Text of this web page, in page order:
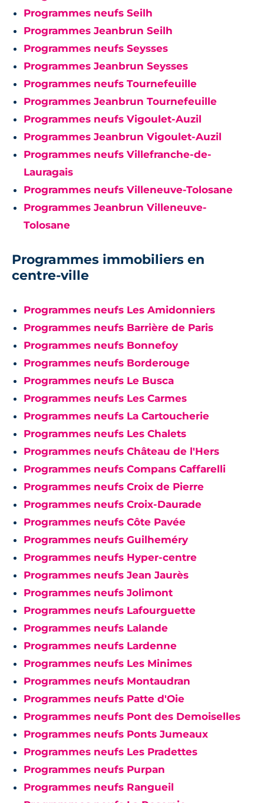
Programmes neufs Seilh
Programmes Jeanbrun Seilh
Programmes neufs Seysses
Programmes Jeanbrun Seysses
Programmes neufs Tournefeuille
Programmes Jeanbrun Tournefeuille
Programmes neufs Vigoulet-Auzil
Programmes Jeanbrun Vigoulet-Auzil
Programmes neufs Villefranche-de-
Lauragais
Programmes neufs Villeneuve-Tolosane
Programmes Jeanbrun Villeneuve-
Tolosane
Programmes immobiliers en
centre-ville
Programmes neufs Les Amidonniers
Programmes neufs Barrière de Paris
Programmes neufs Bonnefoy
Programmes neufs Borderouge
Programmes neufs Le Busca
Programmes neufs Les Carmes
Programmes neufs La Cartoucherie
Programmes neufs Les Chalets
Programmes neufs Château de l'Hers
Programmes neufs Compans Caffarelli
Programmes neufs Croix de Pierre
Programmes neufs Croix-Daurade
Programmes neufs Côte Pavée
Programmes neufs Guilheméry
Programmes neufs Hyper-centre
Programmes neufs Jean Jaurès
Programmes neufs Jolimont
Programmes neufs Lafourguette
Programmes neufs Lalande
Programmes neufs Lardenne
Programmes neufs Les Minimes
Programmes neufs Montaudran
Programmes neufs Patte d'Oie
Programmes neufs Pont des Demoiselles
Programmes neufs Ponts Jumeaux
Programmes neufs Les Pradettes
Programmes neufs Purpan
Programmes neufs Rangueil